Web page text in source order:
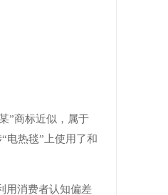
”商标近似，属于
电热毯”上使用了和
用消费者认知偏差